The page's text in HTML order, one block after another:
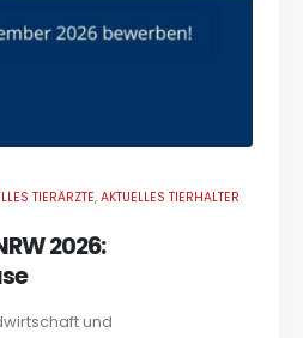
TIERÄRZTE,AKTUELLES TIERHALTER
2026:
und